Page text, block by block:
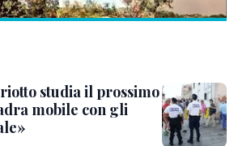
studia il prossimo
mobile con gli